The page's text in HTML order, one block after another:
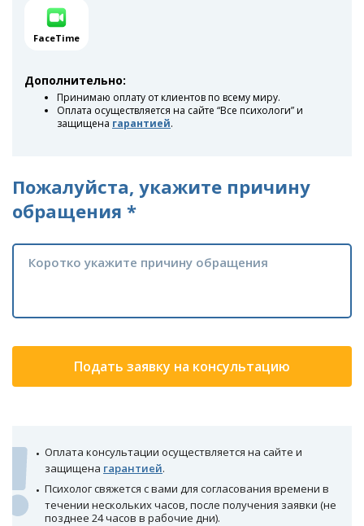
FaceTime
Дополнительно:
Принимаю оплату от клиентов по всему миру.
Оплата осуществляется на сайте “Все психологи” и
защищена гарантией.
Пожалуйста, укажите причину
обращения *
Подать заявку на консультацию
Оплата консультации осуществляется на сайте и
защищена гарантией.
Психолог свяжется с вами для согласования времени в
течении нескольких часов, после получения заявки (не
позднее 24 часов в рабочие дни).